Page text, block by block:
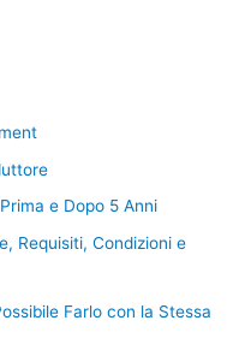
e Dopo 5 Anni
Requisiti, Condizioni e
Farlo con la Stessa